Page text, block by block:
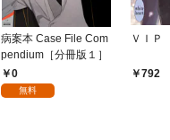
病案本 Case File Com
pendium［分冊版１］
0
無料
ＶＩ
792